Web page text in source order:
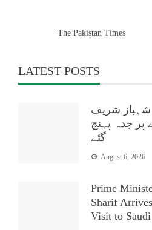
The Pakistan Times
LATEST POSTS
شہباز شریف
جدہ پہنچ
گئے
August 6, 2026
Prime
Sharif
Visit to